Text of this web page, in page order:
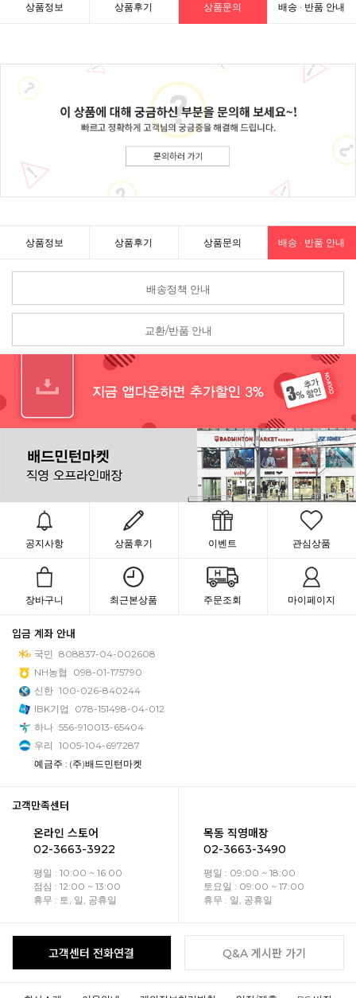
상품정보 상품후기 상품문의 배송 · 반품 안내
상품정보 상품후기 상품문의 배송 · 반품 안내
배송정책 안내
교환/반품 안내
공지사항 상품후기 이벤트 관심상품
장바구니 최근본상품 주문조회 마이페이지
입금 계좌 안내
국민 808837-04-002608
NH농협
098-01-175790
신한 100-026-840244
IBK기업
078-151498-04-012
하나 556-910013-65404
우리 1005-104-697287
예금주 : (주)배드민턴마켓
고객만족센터
온라인 스토어
02-3663-3922
평일 : 10:00 ~ 16:00
점심 : 12:00 ~ 13:00
휴무 : 토, 일, 공휴일
목동 직영매장
02-3663-3490
평일 : 09:00 ~ 18:00
토요일 : 09:00 ~ 17:00
휴무 : 일, 공휴일
고객센터 전화연결 Q&A 게시판 가기